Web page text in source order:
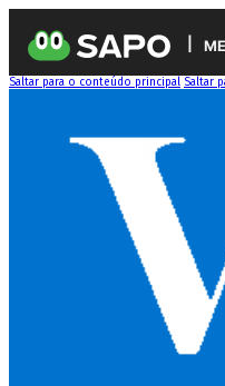
Saltar para o conteúdo principal Saltar